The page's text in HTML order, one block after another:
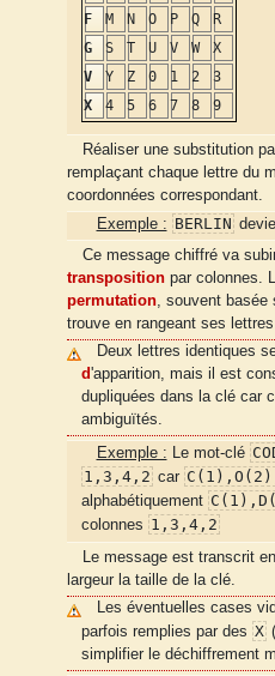
F
M N O P Q
R
G
S T U V W
X
V
Y Z 0 1 2
3
X
4 5 6 7 8 9
Réaliser une substitution
remplaçant chaque lettre du
coordonnées correspondant.
Exemple : BERLIN
Ce message chiffré va
transposition par colonnes.
permutation, souvent basée
trouve en rangeant ses
Deux lettres identiques
d'apparition, mais il est
dupliquées dans la clé car
ambiguïtés.
Exemple : Le mot-clé
1,3,4,2 car
alphabétiquement
colonnes 1,3,4,2
Le message est transcrit
largeur la taille de la clé.
Les éventuelles cases
parfois remplies par des X
simplifier le déchiffrement